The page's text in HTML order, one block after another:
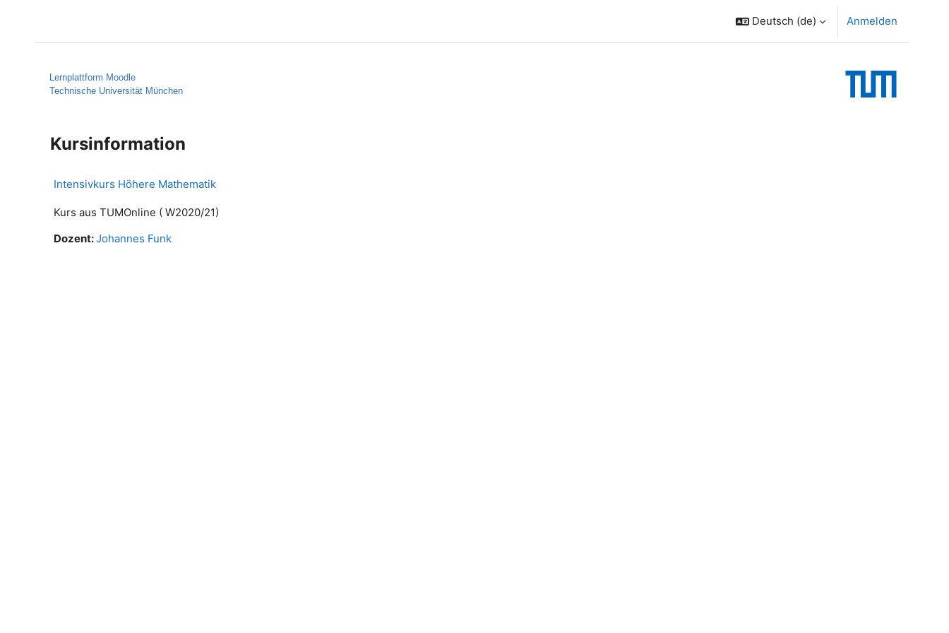
Deutsch ‎(de)‎ Anmelden
Lernplattform Moodle
Technische Universität München
Kursinformation
Intensivkurs Höhere Mathematik
Kurs aus TUMOnline ( W2020/21)
Dozent:Johannes Funk